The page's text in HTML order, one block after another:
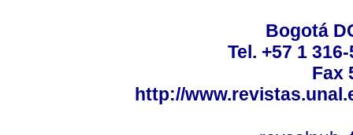
Bogotá
Tel. +57 1
Fax
http://